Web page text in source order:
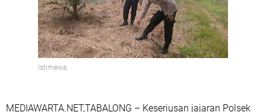
Istimewa
MEDIAWARTA.NET,TABALONG – Keseriusan jajaran Polsek